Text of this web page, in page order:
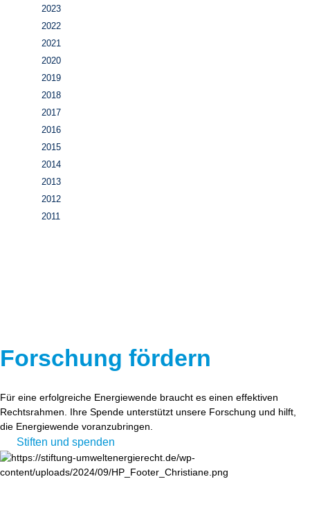
2023
2022
2021
2020
2019
2018
2017
2016
2015
2014
2013
2012
2011
Forschung fördern
Für eine erfolgreiche Energiewende braucht es einen effektiven
Rechtsrahmen. Ihre Spende unterstützt unsere Forschung und hilft,
die Energiewende voranzubringen.
Stiften und spenden